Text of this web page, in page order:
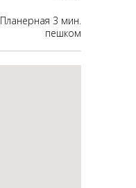
Планерная 3 мин.
пешком